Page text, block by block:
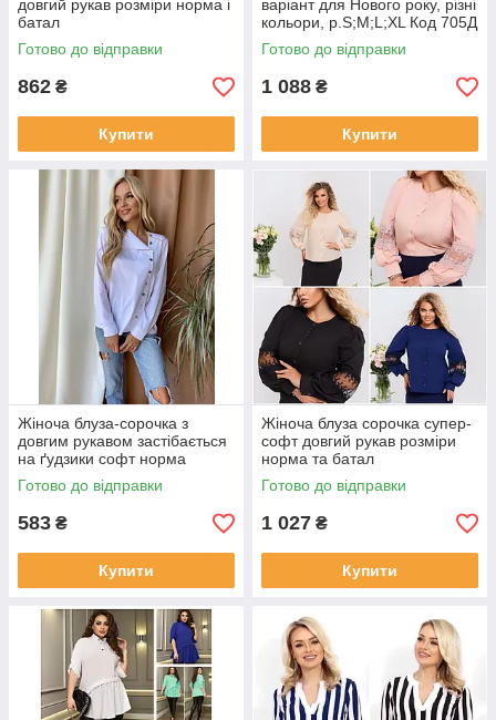
довгий рукав розміри норма і
батал
Готово до відправки
862 ₴
Купити
варіант для Нового року, різні
кольори, р.S;M;L;XL Код 705Д
Готово до відправки
1 088 ₴
Купити
Жіноча блуза-сорочка з
довгим рукавом застібається
на ґудзики софт норма
Готово до відправки
583 ₴
Купити
Жіноча блуза сорочка супер-
софт довгий рукав розміри
норма та батал
Готово до відправки
1 027 ₴
Купити